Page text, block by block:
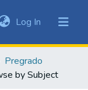
Log In (current)
Pregrado
by Subject